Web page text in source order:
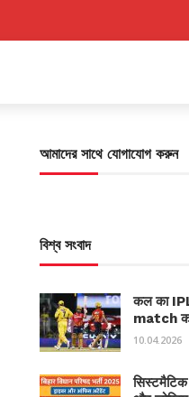
আমাদের সাথে যোগাযোগ করুন
বিশ্ব সংবাদ
कल का
match का
10.04.2026